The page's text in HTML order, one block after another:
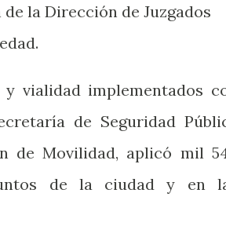
la Dirección de Juzgados
vialidad implementados
de Seguridad
de Movilidad, aplicó mil
de la ciudad y en